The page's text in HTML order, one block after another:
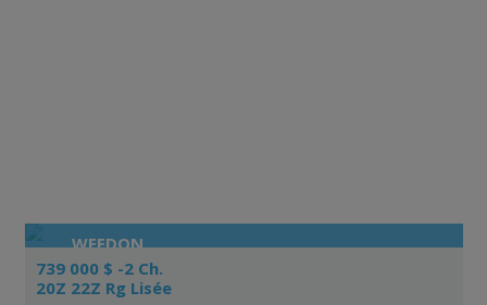
WEEDON
739 000 $ -2 Ch.
20Z 22Z Rg Lisée